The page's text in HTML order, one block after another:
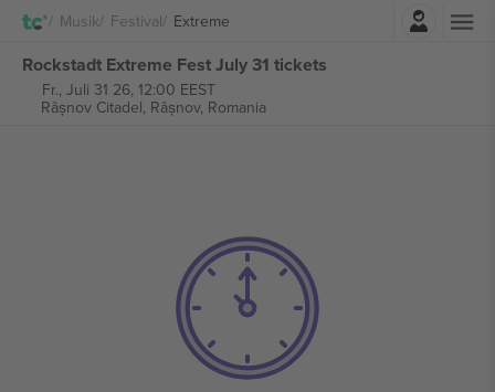
Musik Festival Extreme
Rockstadt Extreme Fest July 31 tickets
Fr., Juli 31 26, 12:00 EEST
Râșnov Citadel, Râșnov, Romania